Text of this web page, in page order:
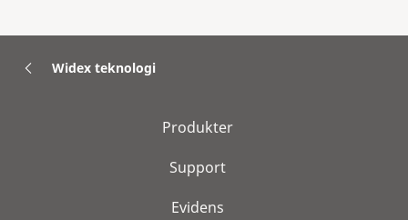
Widex teknologi
Produkter
Support
Evidens